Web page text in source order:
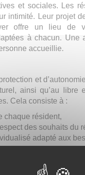
et sociales. Les
intimité. Leur projet
offre un lieu de
à chacun.
accueillie.
et
ainsi qu’au
Cela consiste à :
chaque résident,
des souhaits du
adapté aux
l’équipe éducative